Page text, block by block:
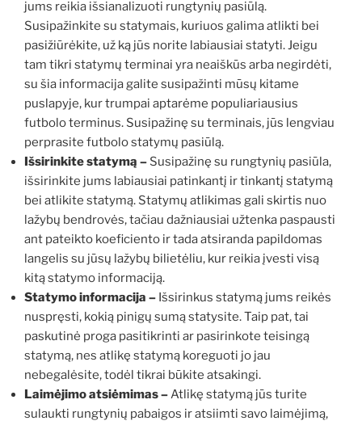
jums reikia išsianalizuoti rungtynių pasiūlą.
Susipažinkite su statymais, kuriuos galima atlikti bei
pasižiūrėkite, už ką jūs norite labiausiai statyti. Jeigu
tam tikri statymų terminai yra neaiškūs arba negirdėti,
su šia informacija galite susipažinti mūsų kitame
puslapyje, kur trumpai aptarėme populiariausius
futbolo terminus. Susipažinę su terminais, jūs lengviau
perprasite futbolo statymų pasiūlą.
Išsirinkite statymą – Susipažinę su rungtynių pasiūla,
išsirinkite jums labiausiai patinkantį ir tinkantį statymą
bei atlikite statymą. Statymų atlikimas gali skirtis nuo
lažybų bendrovės, tačiau dažniausiai užtenka paspausti
ant pateikto koeficiento ir tada atsiranda papildomas
langelis su jūsų lažybų bilietėliu, kur reikia įvesti visą
kitą statymo informaciją.
Statymo informacija – Išsirinkus statymą jums reikės
nuspręsti, kokią pinigų sumą statysite. Taip pat, tai
paskutinė proga pasitikrinti ar pasirinkote teisingą
statymą, nes atlikę statymą koreguoti jo jau
nebegalėsite, todėl tikrai būkite atsakingi.
Laimėjimo atsiėmimas –Atlikę statymą jūs turite
sulaukti rungtynių pabaigos ir atsiimti savo laimėjimą,